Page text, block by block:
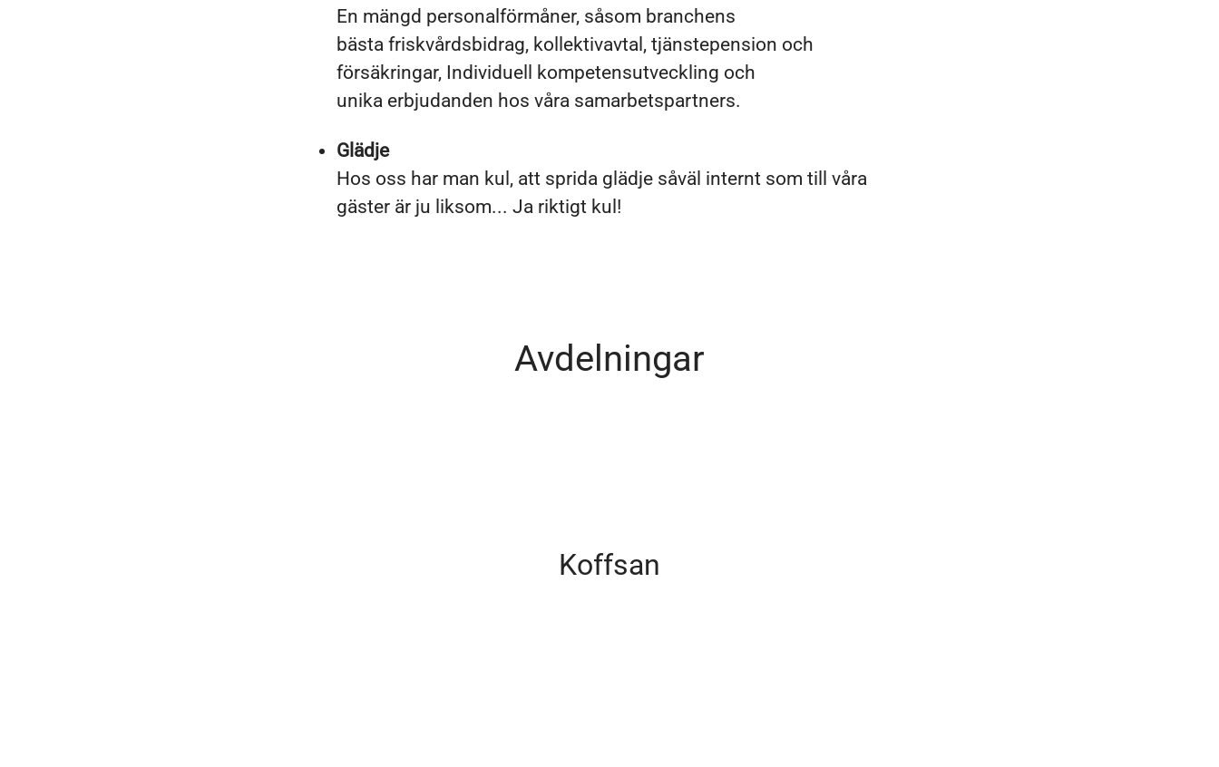
En mängd personalförmåner, såsom branchens
bästa friskvårdsbidrag, kollektivavtal, tjänstepension och
försäkringar, Individuell kompetensutveckling och
unika erbjudanden hos våra samarbetspartners.
Glädje
Hos oss har man kul, att sprida glädje såväl internt som till våra
gäster är ju liksom... Ja riktigt kul!
Avdelningar
Koffsan